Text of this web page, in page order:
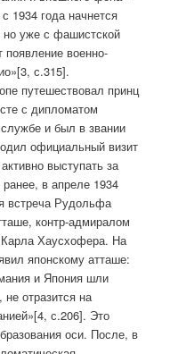
1934 года начнется
но уже с фашистской
появление военно-
с.315].
путешествовал принц
с дипломатом
и был в звании
официальный визит
выступать за
в апреле 1934
встреча Рудольфа
контр-адмиралом
Хаусхофера. На
японскому атташе:
и Япония шли
отразится на
с.206]. Это
оси. После, в